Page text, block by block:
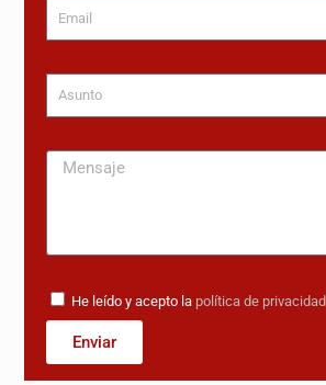
He leído y acepto la política de privacidad
Enviar